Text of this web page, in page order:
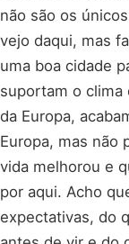
não são os
vejo daqui, mas
uma boa cidade
suportam o clima
da Europa,
Europa, mas não
vida melhorou e
por aqui. Acho
expectativas, do